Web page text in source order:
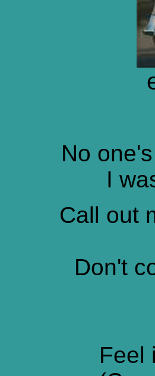
No
I
Call out
Don't
Feel